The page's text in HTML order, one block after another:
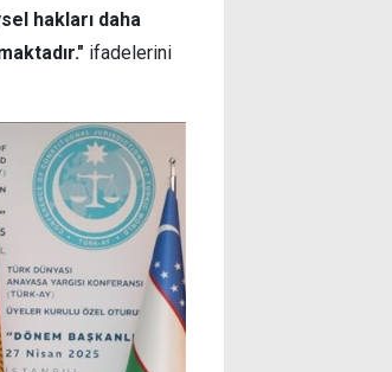
hakları daha
ifadelerini